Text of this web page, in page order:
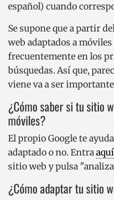
español) cuando
Se supone que a partir
web adaptados a
frecuentemente en los
búsquedas. Así que,
viene va a ser
¿Cómo saber si tu sitio
móviles?
El propio Google te
adaptado o no. Entraaquí
sitio web y pulsa
¿Cómo adaptar tu sitio